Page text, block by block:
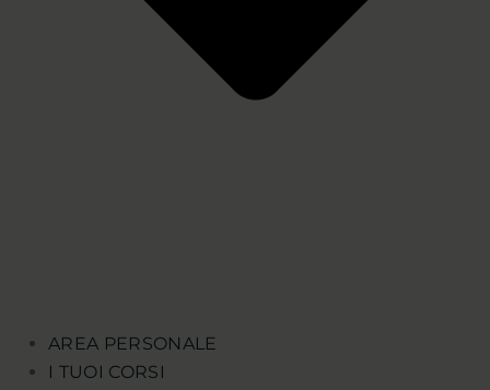
AREA PERSONALE
I TUOI CORSI